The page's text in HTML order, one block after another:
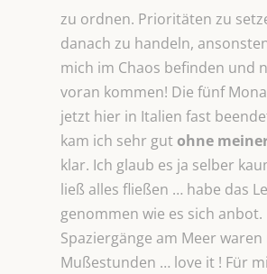
zu ordnen. Prioritäten zu
danach zu handeln,
mich im Chaos befinden und
voran kommen! Die fünf
jetzt hier in Italien fast
kam ich sehr gutohne
klar. Ich glaub es ja selber
ließ alles fließen … habe das
genommen wie es sich anbot.
Spaziergänge am Meer waren
Mußestunden … love it ! Für